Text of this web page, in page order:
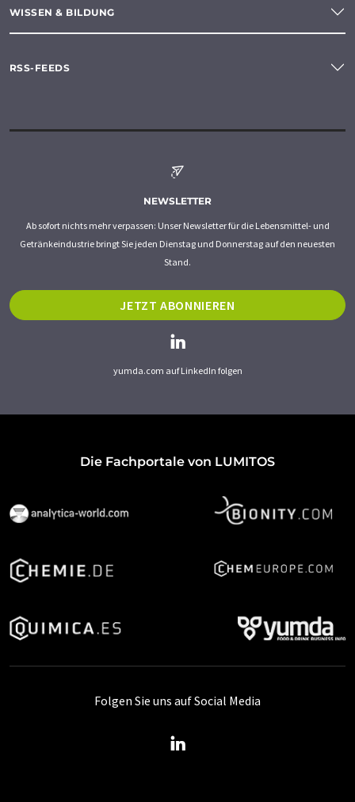
WISSEN & BILDUNG
RSS-FEEDS
NEWSLETTER
Ab sofort nichts mehr verpassen: Unser Newsletter für die Lebensmittel- und
Getränkeindustrie bringt Sie jeden Dienstag und Donnerstag auf den neuesten
Stand.
JETZT ABONNIEREN
yumda.com auf LinkedIn folgen
Die Fachportale von LUMITOS
Folgen Sie uns auf Social Media